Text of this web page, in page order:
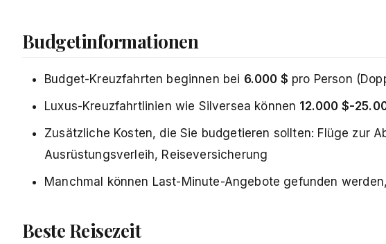
Budgetinformationen
Budget-Kreuzfahrten beginnen bei 6.000 $ pro Person
Luxus-Kreuzfahrtlinien wie Silversea können 12.000 $-
Zusätzliche Kosten, die Sie budgetieren sollten: Flüge zur
Ausrüstungsverleih, Reiseversicherung
Manchmal können Last-Minute-Angebote gefunden
Beste Reisezeit